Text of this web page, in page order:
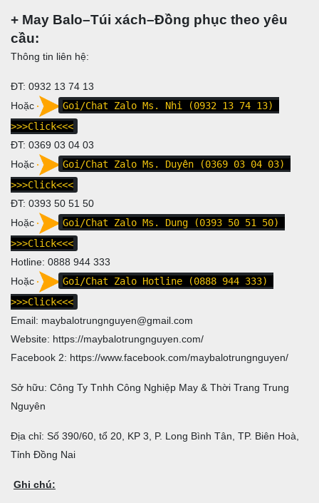
+ May Balo–Túi xách–Đồng phục theo yêu
cầu:
Thông tin liên hệ:
ĐT: 0932 13 74 13
Hoặc
Goi/Chat Zalo Ms. Nhi (0932 13 74 13)
>>>Click<<<
ĐT: 0369 03 04 03
Hoặc
Goi/Chat Zalo Ms. Duyên (0369 03 04 03)
>>>Click<<<
ĐT: 0393 50 51 50
Hoặc
Goi/Chat Zalo Ms. Dung (0393 50 51 50)
>>>Click<<<
Hotline: 0888 944 333
Hoặc
Goi/Chat Zalo Hotline (0888 944 333)
>>>Click<<<
Email: maybalotrungnguyen@gmail.com
Website: https://maybalotrungnguyen.com/
Facebook 2: https://www.facebook.com/maybalotrungnguyen/
Sở hữu: Công Ty Tnhh Công Nghiệp May & Thời Trang Trung
Nguyên
Địa chỉ: Số 390/60, tổ 20, KP 3, P. Long Bình Tân, TP. Biên Hoà,
Tỉnh Đồng Nai
Ghi chú: